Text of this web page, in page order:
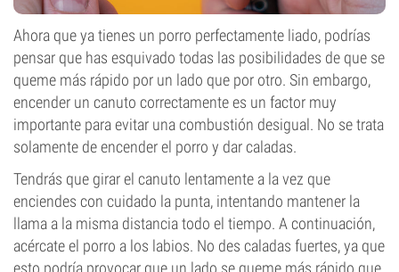
Ahora que ya tienes un porro perfectamente liado, podrías
pensar que has esquivado todas las posibilidades de que se
queme más rápido por un lado que por otro. Sin embargo,
encender un canuto correctamente es un factor muy
importante para evitar una combustión desigual. No se trata
solamente de encender el porro y dar caladas.
Tendrás que girar el canuto lentamente a la vez que
enciendes con cuidado la punta, intentando mantener la
llama a la misma distancia todo el tiempo. A continuación,
acércate el porro a los labios. No des caladas fuertes, ya que
esto podría provocar que un lado se queme más rápido que